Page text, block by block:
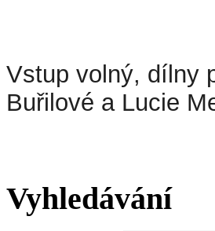
Vstup volný, dílny
Buřilové a Lucie
Vyhledávání